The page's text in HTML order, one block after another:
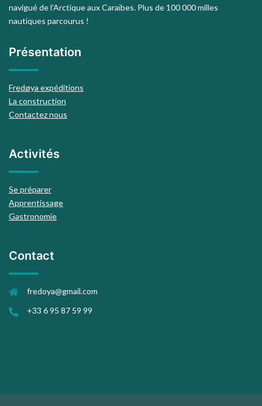
navigué de l’Arctique aux Caraïbes. Plus de 100 000 milles
nautiques parcourus !
Présentation
Fredøya expéditions
La construction
Contactez nous
Activités
Se préparer
Apprentissage
Gastronomie
Contact
fredoya@gmail.com
+33 6 95 87 59 99